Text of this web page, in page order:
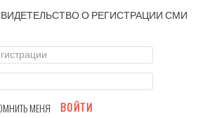
О РЕГИСТРАЦИИСМИ
МЕНЯ ВОЙТИ